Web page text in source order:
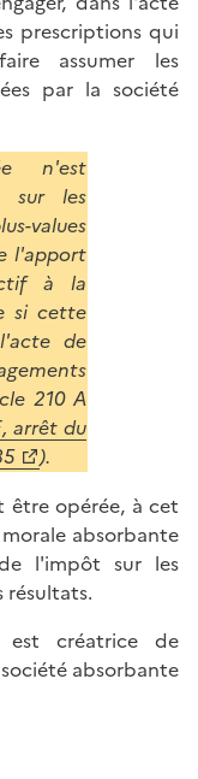
prescriptions qui
assumer les
par la société
n'est
sur les
values
l'apport
à la
si cette
de
210 A
arrêt du
).
opérée, à cet
absorbante
l'impôt sur les
résultats.
est créatrice de
absorbante